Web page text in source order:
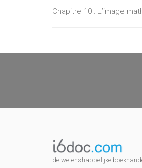
Chapitre 10 : L’image
de wetenshappelijke